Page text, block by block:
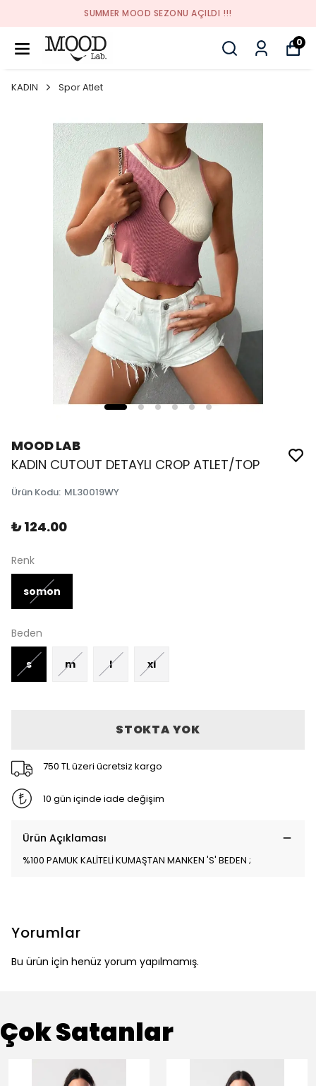
SUMMER MOOD SEZONU AÇILDI !!!
0
KADIN Spor Atlet
MOOD LAB
KADIN CUTOUT DETAYLI CROP ATLET/TOP
Ürün Kodu: ML30019WY
₺ 124.00
Renk
somon
Beden
s m l xl
STOKTA YOK
750 TL üzeri ücretsiz kargo
10 gün içinde iade değişim
Ürün Açıklaması
%100 PAMUK KALİTELİ KUMAŞTAN MANKEN 'S' BEDEN ;
Yorumlar
Bu ürün için henüz yorum yapılmamış.
Çok Satanlar